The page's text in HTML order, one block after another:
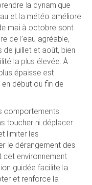
la dynamique
et la météo améliore
mai à octobre sont
de l’eau agréable,
de juillet et août, bien
la plus élevée. À
épaisse est
en début ou fin de
comportements :
toucher ni déplacer
limiter les
le dérangement des
cet environnement
guidée facilite la
et renforce la